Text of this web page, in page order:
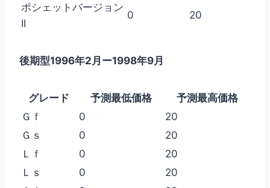
ポシェットバージョン
II
0 20
後期型1996年2月ー1998年9月
グレード 予測最低価格
予測最高価格
Ｇｆ
0
20
Ｇｓ
0
20
Ｌｆ
0
20
Ｌｓ
0
20